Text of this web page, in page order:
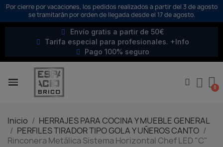
Por cierre por vacaciones, los pedidos realizados a partir del 3 de agosto
se tramitarán por orden de llegada desde el 17 de agosto.
Envío gratis a partir de 50€
Tarifa especial para profesionales. +Info
Pago 100% seguro
Inicio
HERRAJES PARA COCINA Y MUEBLE GENERAL
PERFILES TIRADOR TIPO GOLA Y UÑEROS CANTO
Rinconera Metálica Sistema Horizontal Chef LED "C"